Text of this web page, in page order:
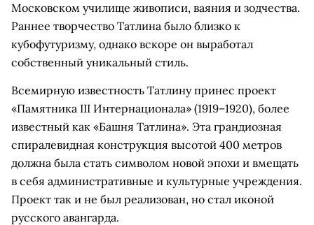
Московском училище живописи, ваяния и зодчества.
Раннее творчество Татлина было близко к
кубофутуризму, однако вскоре он выработал
собственный уникальный стиль.
Всемирную известность Татлину принес проект
«Памятника III Интернационала» (1919–1920), более
известный как «Башня Татлина». Эта грандиозная
спиралевидная конструкция высотой 400 метров
должна была стать символом новой эпохи и вмещать
в себя административные и культурные учреждения.
Проект так и не был реализован, но стал иконой
русского авангарда.